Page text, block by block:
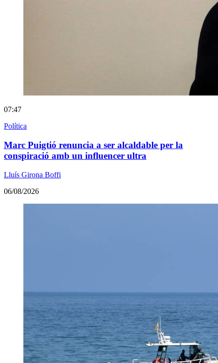
07:47
Política
Marc Puigtió renuncia a ser alcaldable per la
conspiració amb un influencer ultra
Lluís Girona Boffi
06/08/2026